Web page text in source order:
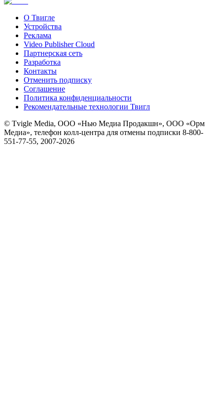
О Твигле
Устройства
Реклама
Video Publisher Cloud
Партнерская сеть
Разработка
Контакты
Отменить подписку
Соглашение
Политика конфиденциальности
Рекомендательные технологии Твигл
© Tvigle Media, ООО «Нью Медиа Продакшн», ООО «Орм
Медиа», телефон колл-центра для отмены подписки 8-800-
551-77-55, 2007-2026